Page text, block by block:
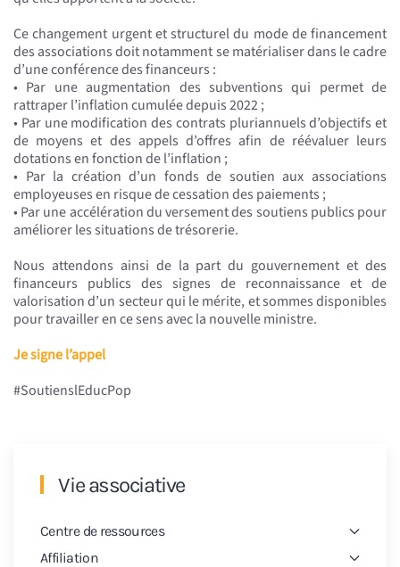
Ce changement urgent et structurel du mode de financement
des associations doit notamment se matérialiser dans le cadre
d’une conférence des financeurs :
• Par une augmentation des subventions qui permet de
rattraper l’inflation cumulée depuis 2022 ;
• Par une modification des contrats pluriannuels d’objectifs et
de moyens et des appels d’offres afin de réévaluer leurs
dotations en fonction de l’inflation ;
• Par la création d’un fonds de soutien aux associations
employeuses en risque de cessation des paiements ;
• Par une accélération du versement des soutiens publics pour
améliorer les situations de trésorerie.
Nous attendons ainsi de la part du gouvernement et des
financeurs publics des signes de reconnaissance et de
valorisation d’un secteur qui le mérite, et sommes disponibles
pour travailler en ce sens avec la nouvelle ministre.
Je signe l’appel
#SoutienslEducPop
Vie associative
Centre de ressources
Affiliation